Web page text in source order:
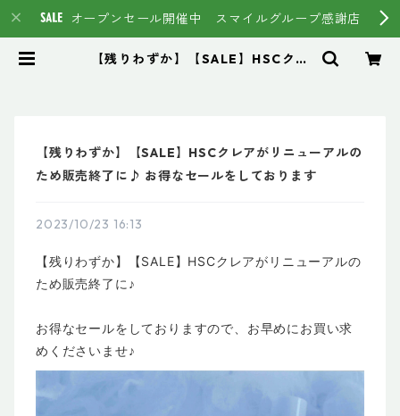
オープンセール開催中 スマイルグループ感謝店
【残りわずか】【SALE】HSCクレ
【残りわずか】【SALE】HSCクレアがリニューアルの
ため販売終了に♪ お得なセールをしております
2023/10/23 16:13
【残りわずか】【SALE】HSCクレアがリニューアルの
ため販売終了に♪
お得なセールをしておりますので、お早めにお買い求
めくださいませ♪